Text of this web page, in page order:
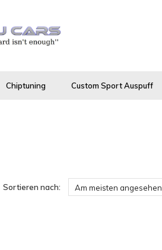
Chiptuning Custom Sport Auspuff
Sortieren nach: Am meisten angesehen